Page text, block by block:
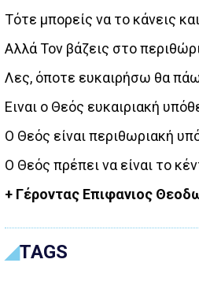
Τότε μπορείς να το κάνεις
Αλλά Τον βάζεις στο
Λες, όποτε ευκαιρήσω θα
Ειναι ο Θεός ευκαιριακή
Ο Θεός είναι περιθωριακή
Ο Θεός πρέπει να είναι το
+ Γέροντας Επιφανιος
TAGS